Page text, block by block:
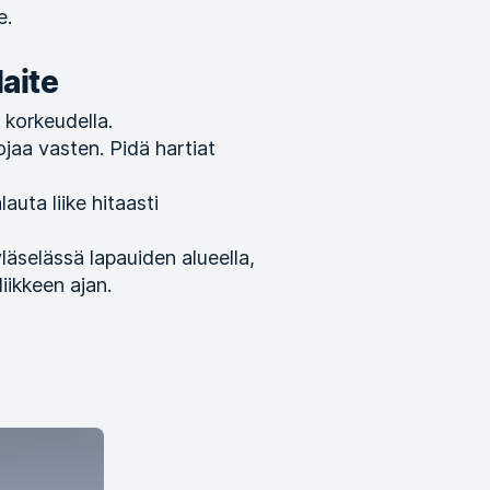
vasten. Pidä hartiat
liike hitaasti
lapauiden alueella,
ajan.